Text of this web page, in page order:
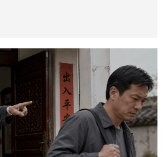
日日期，以避免少計休假天